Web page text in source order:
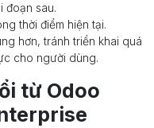
đoạn sau.
thời điểm hiện tại.
hơn, tránh triển khai quá
cho người dùng.
từ Odoo